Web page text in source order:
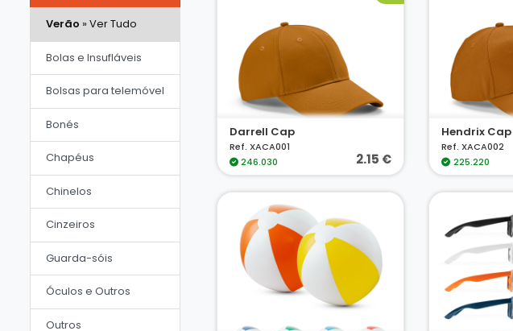
Verão » Ver Tudo
Bolas e Insufláveis
Bolsas para telemóvel
Bonés
Chapéus
Chinelos
Cinzeiros
Guarda-sóis
Óculos e Outros
Outros
Darrell Cap
Ref. XACA001
246.030
2.15 €
Hendrix Cap
Ref. XACA002
225.220